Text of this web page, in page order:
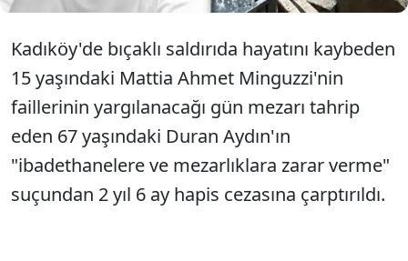
Kadıköy'de bıçaklı saldırıda hayatını kaybeden
15 yaşındaki Mattia Ahmet Minguzzi'nin
faillerinin yargılanacağı gün mezarı tahrip
eden 67 yaşındaki Duran Aydın'ın
"ibadethanelere ve mezarlıklara zarar verme"
suçundan 2 yıl 6 ay hapis cezasına çarptırıldı.